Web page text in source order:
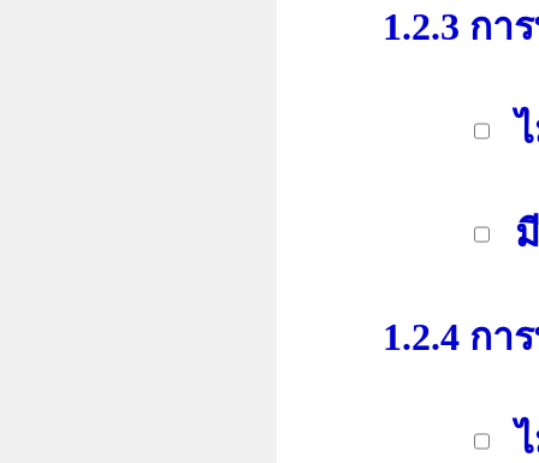
1.2.3 การพั
1.2.4 การพั